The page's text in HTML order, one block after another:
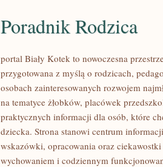
Poradnik Rodzica
portal Biały Kotek to nowoczesna
przygotowana z myślą o rodzicach,
osobach zainteresowanych rozwojem
na tematyce żłobków, placówek
praktycznych informacji dla osób, które
dziecka. Strona stanowi centrum
wskazówki, opracowania oraz
wychowaniem i codziennym